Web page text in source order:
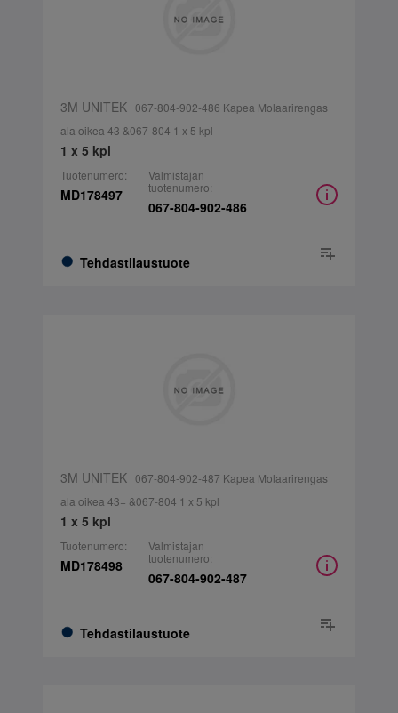
3M UNITEK| 067-804-902-486 Kapea Molaarirengas
ala oikea 43 &067-804 1 x 5 kpl
1 x 5 kpl
Tuotenumero:
MD178497
Tehdastilaustuote
Valmistajan
tuotenumero:
067-804-902-486
3M UNITEK| 067-804-902-487 Kapea Molaarirengas
ala oikea 43+ &067-804 1 x 5 kpl
1 x 5 kpl
Tuotenumero:
MD178498
Tehdastilaustuote
Valmistajan
tuotenumero:
067-804-902-487